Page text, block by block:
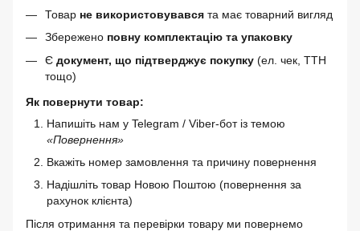
Товар не використовувався та має товарний вигляд
Збережено повну комплектацію та упаковку
Є документ, що підтверджує покупку (ел. чек, ТТН
тощо)
Як повернути товар:
Напишіть нам у Telegram / Viber-бот із темою
«Повернення»
Вкажіть номер замовлення та причину повернення
Надішліть товар Новою Поштою (повернення за
рахунок клієнта)
Після отримання та перевірки товару ми повернемо